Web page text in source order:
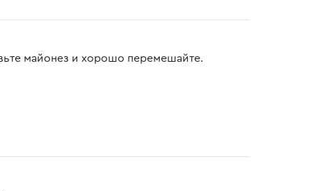
майонез и хорошо перемешайте.